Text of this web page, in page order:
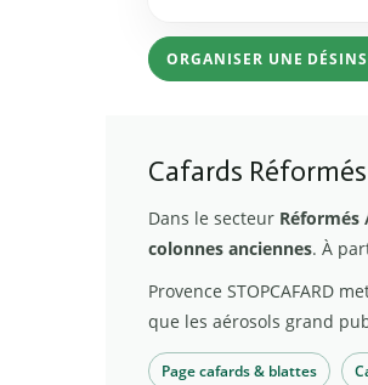
ORGANISER UNE
Cafards
Dans le secteur Réformés
colonnes anciennes. À
Provence STOPCAFARD
que les aérosols grand
Page cafards & blattes